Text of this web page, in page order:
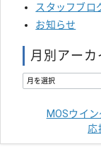
スタッフブロ
お知らせ
月別アーカ
MOSウイ
応